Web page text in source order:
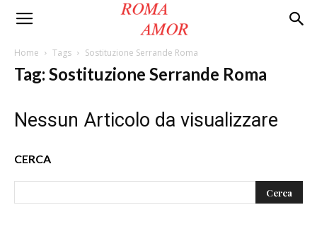
Roma
Amor
Home Tags Sostituzione Serrande Roma
Tag: Sostituzione Serrande Roma
Nessun Articolo da visualizzare
CERCA